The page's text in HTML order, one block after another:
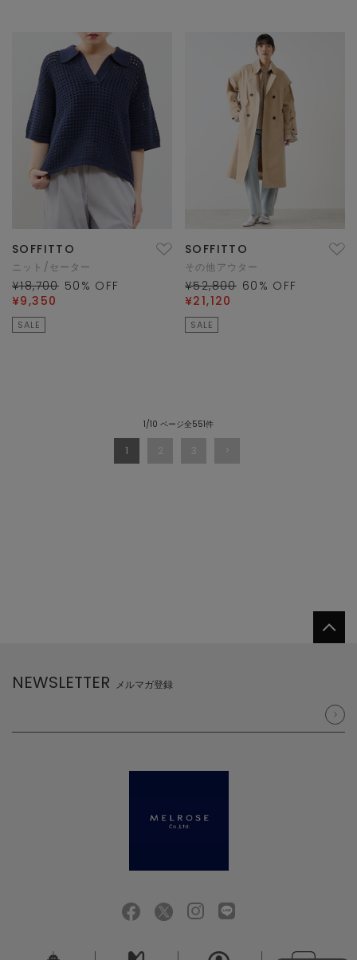
SOFFITTO
ニット/セーター
¥18,700 50 % OFF
¥9,350
SALE
SOFFITTO
その他アウター
¥52,800 60 % OFF
¥21,120
SALE
1/10 ページ全551件
1 2 3
NEWSLETTER メルマガ登録